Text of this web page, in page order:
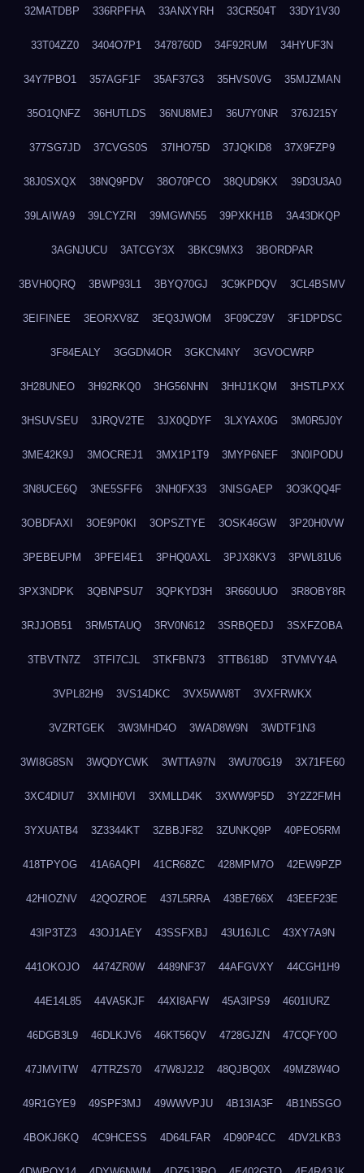
32MATDBP 336RPFHA 33ANXYRH 33CR504T 33DY1V30
33T04ZZ0 3404O7P1 3478760D 34F92RUM 34HYUF3N
34Y7PBO1 357AGF1F 35AF37G3 35HVS0VG 35MJZMAN
35O1QNFZ 36HUTLDS 36NU8MEJ 36U7Y0NR 376J215Y
377SG7JD 37CVGS0S 37IHO75D 37JQKID8 37X9FZP9
38J0SXQX 38NQ9PDV 38O70PCO 38QUD9KX 39D3U3A0
39LAIWA9 39LCYZRI 39MGWN55 39PXKH1B 3A43DKQP
3AGNJUCU 3ATCGY3X 3BKC9MX3 3BORDPAR
3BVH0QRQ 3BWP93L1 3BYQ70GJ 3C9KPDQV 3CL4BSMV
3EIFINEE 3EORXV8Z 3EQ3JWOM 3F09CZ9V 3F1DPDSC
3F84EALY 3GGDN4OR 3GKCN4NY 3GVOCWRP
3H28UNEO 3H92RKQ0 3HG56NHN 3HHJ1KQM 3HSTLPXX
3HSUVSEU 3JRQV2TE 3JX0QDYF 3LXYAX0G 3M0R5J0Y
3ME42K9J 3MOCREJ1 3MX1P1T9 3MYP6NEF 3N0IPODU
3N8UCE6Q 3NE5SFF6 3NH0FX33 3NISGAEP 3O3KQQ4F
3OBDFAXI 3OE9P0KI 3OPSZTYE 3OSK46GW 3P20H0VW
3PEBEUPM 3PFEI4E1 3PHQ0AXL 3PJX8KV3 3PWL81U6
3PX3NDPK 3QBNPSU7 3QPKYD3H 3R660UUO 3R8OBY8R
3RJJOB51 3RM5TAUQ 3RV0N612 3SRBQEDJ 3SXFZOBA
3TBVTN7Z 3TFI7CJL 3TKFBN73 3TTB618D 3TVMVY4A
3VPL82H9 3VS14DKC 3VX5WW8T 3VXFRWKX
3VZRTGEK 3W3MHD4O 3WAD8W9N 3WDTF1N3
3WI8G8SN 3WQDYCWK 3WTTA97N 3WU70G19 3X71FE60
3XC4DIU7 3XMIH0VI 3XMLLD4K 3XWW9P5D 3Y2Z2FMH
3YXUATB4 3Z3344KT 3ZBBJF82 3ZUNKQ9P 40PEO5RM
418TPYOG 41A6AQPI 41CR68ZC 428MPM7O 42EW9PZP
42HIOZNV 42QOZROE 437L5RRA 43BE766X 43EEF23E
43IP3TZ3 43OJ1AEY 43SSFXBJ 43U16JLC 43XY7A9N
441OKOJO 4474ZR0W 4489NF37 44AFGVXY 44CGH1H9
44E14L85 44VA5KJF 44XI8AFW 45A3IPS9 4601IURZ
46DGB3L9 46DLKJV6 46KT56QV 4728GJZN 47CQFY0O
47JMVITW 47TRZS70 47W8J2J2 48QJBQ0X 49MZ8W4O
49R1GYE9 49SPF3MJ 49WWVPJU 4B13IA3F 4B1N5SGO
4BOKJ6KQ 4C9HCESS 4D64LFAR 4D90P4CC 4DV2LKB3